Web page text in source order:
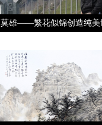
莫雄——繁花似锦创造纯美